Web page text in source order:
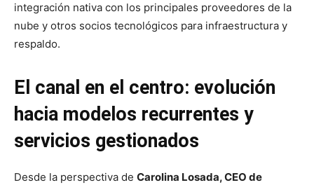
integración nativa con los principales proveedores de la
nube y otros socios tecnológicos para infraestructura y
respaldo.
El canal en el centro: evolución
hacia modelos recurrentes y
servicios gestionados
Desde la perspectiva de Carolina Losada, CEO de